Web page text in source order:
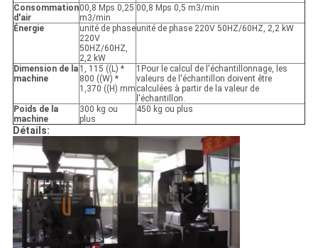
Consommation
d'air
00,8 Mps 0,25
m3/min
00,8 Mps 0,5 m3/min
Énergie
unité de phase
220V
50HZ/60HZ,
2,2 kW
unité de phase 220V 50HZ/60HZ, 2,2 kW
Dimension de la
machine
1, 115 ((L) *
800 ((W) *
1,370 ((H) mm
1Pour le calcul de l'échantillonnage, les
valeurs de l'échantillon doivent être
calculées à partir de la valeur de
l'échantillon.
Poids de la
machine
300 kg ou
plus
450 kg ou plus
Détails: